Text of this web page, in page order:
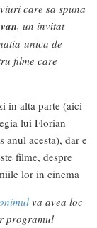
care sa spuna
, un invitat
unica de
filme care
in alta parte (aici
lui Florian
acesta), dar e
filme, despre
lor in cinema
va avea loc
programul